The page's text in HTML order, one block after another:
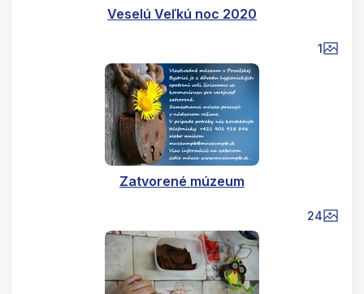
Veselú Veľkú noc 2020
1
Zatvorené múzeum
24